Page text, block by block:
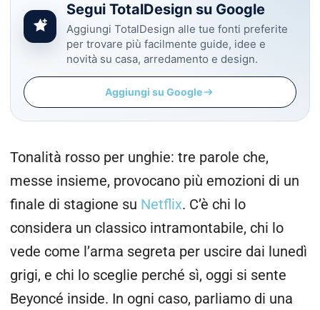
Segui TotalDesign su Google
Aggiungi TotalDesign alle tue fonti preferite
per trovare più facilmente guide, idee e
novità su casa, arredamento e design.
Aggiungi su Google
Tonalità rosso per unghie: tre parole che,
messe insieme, provocano più emozioni di un
finale di stagione su Netflix. C’è chi lo
considera un classico intramontabile, chi lo
vede come l’arma segreta per uscire dai lunedì
grigi, e chi lo sceglie perché sì, oggi si sente
Beyoncé inside. In ogni caso, parliamo di una